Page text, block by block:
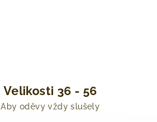
Velikosti 36 - 56
Aby oděvy vždy slušely